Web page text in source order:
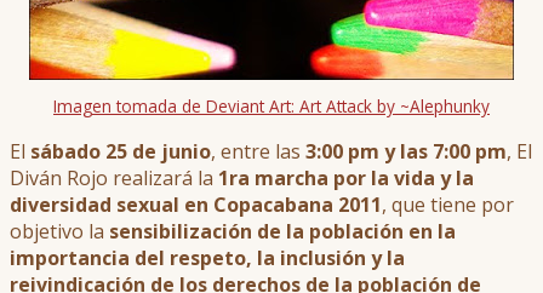
Imagen tomada de Deviant Art: Art Attack by ~Alephunky
El sábado 25 de junio, entre las 3:00 pm y las 7:00 pm, El
Diván Rojo realizará la 1ra marcha por la vida y la
diversidad sexual en Copacabana 2011, que tiene por
objetivo la sensibilización de la población en la
importancia del respeto, la inclusión y la
reivindicación de los derechos de la población de